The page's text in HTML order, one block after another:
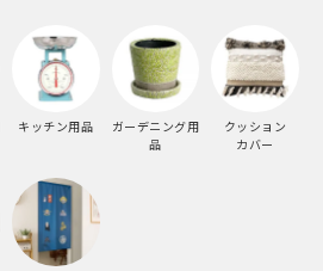
キッチン用品
ガーデニング用
品
クッション
カバー